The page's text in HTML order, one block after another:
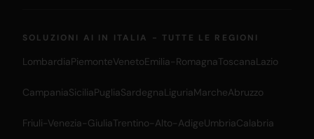
SOLUZIONI AI IN ITALIA - TUTTE LE REGIONI
LombardiaPiemonteVenetoEmilia-RomagnaToscanaLazio
CampaniaSiciliaPugliaSardegnaLiguriaMarcheAbruzzo
Friuli-Venezia-GiuliaTrentino-Alto-AdigeUmbriaCalabria